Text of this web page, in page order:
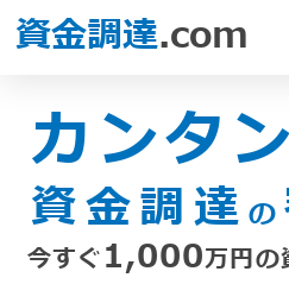
資金調達.com
カンタン
資金調達 の
今すぐ1,000万円の